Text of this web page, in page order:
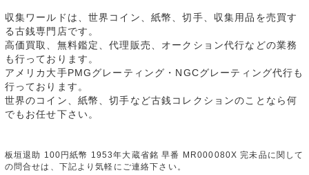
収集ワールドは、世界コイン、紙幣、切手、収集用品を売買す
る古銭専門店です。
高価買取、無料鑑定、代理販売、オークション代行などの業務
も行っております。
アメリカ大手PMGグレーティング・NGCグレーティング代行も
行っております。
世界のコイン、紙幣、切手など古銭コレクションのことなら何
でもお任せ下さい。
板垣退助 100円紙幣 1953年大蔵省銘 早番 MR000080X 完未品に関して
の問合せは、下記より気軽にご連絡下さい。